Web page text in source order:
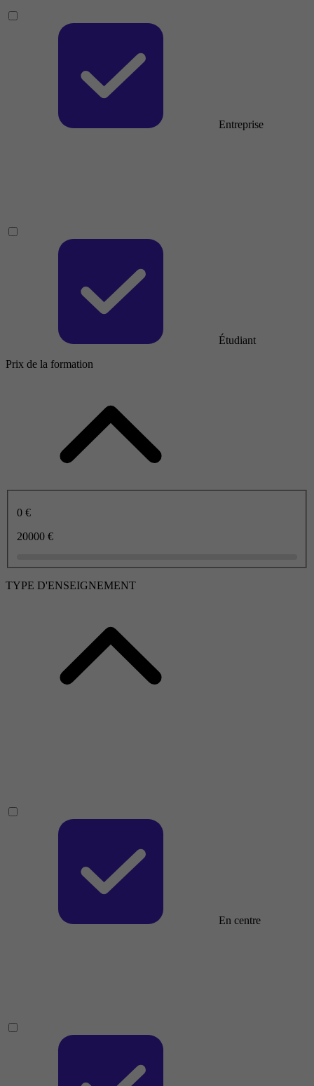
Entreprise
Étudiant
Prix de la formation
0 €
20000 €
TYPE D'ENSEIGNEMENT
En centre